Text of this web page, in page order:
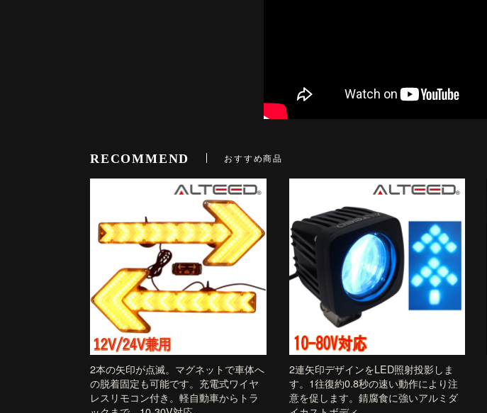
RECOMMEND おすすめ商品
2本の矢印が点滅。マグネットで車体へ
の脱着固定も可能です。充電式ワイヤ
レスリモコン付き。軽自動車からトラ
2連矢印デザインをLED照射投影しま
す。1往復約0.8秒の速い動作により注
意を促します。錆腐食に強いアルミダ